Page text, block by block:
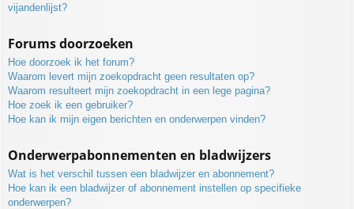
vijandenlijst?
Forums doorzoeken
Hoe doorzoek ik het forum?
Waarom levert mijn zoekopdracht geen resultaten op?
Waarom resulteert mijn zoekopdracht in een lege pagina?
Hoe zoek ik een gebruiker?
Hoe kan ik mijn eigen berichten en onderwerpen vinden?
Onderwerpabonnementen en bladwijzers
Wat is het verschil tussen een bladwijzer en abonnement?
Hoe kan ik een bladwijzer of abonnement instellen op specifieke
onderwerpen?